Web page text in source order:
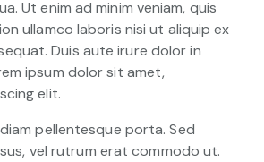
Ut enim ad minim veniam, quis
ullamco laboris nisi ut aliquip ex
Duis aute irure dolor in
ipsum dolor sit amet,
elit.
pellentesque porta. Sed
vel rutrum erat commodo ut.